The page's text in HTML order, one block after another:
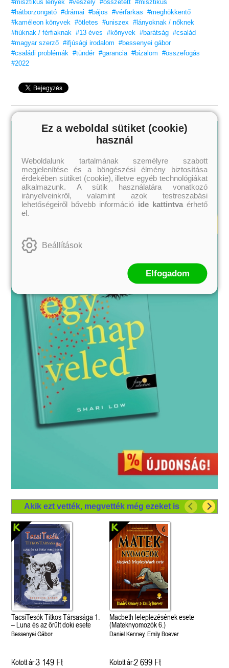
#misztikus lények #veszély #összetett #misztikus
#hátborzongató #drámai #bájos #vérfarkas
#meghökkentő
#kaméleon könyvek #ötletes #uniszex #lányoknak / nőknek
#fiúknak / férfiaknak #13 éves #könyvek #barátság #család
#magyar szerző #ifjúsági irodalom
#bessenyei gábor
#családi problémák #tündér #garancia #bizalom
#összefogás
#2022
Akik ezt vették, megvették még ezeket is
TacsiTesók Titkos Társasága 1.
– Luna és az őrült doki esete
Bessenyei Gábor
Kötött ár:3 149 Ft
Macbeth leleplezésének esete
(Mateknyomozók 6.)
Daniel Kenney, Emily Boever
Kötött ár:2 699 Ft
Ez a weboldal sütiket (cookie)
használ
Weboldalunk tartalmának személyre szabott
megjelenítése és a böngészési élmény biztosítása
érdekében sütiket (cookie), illetve egyéb technológiákat
alkalmazunk. A sütik használatára vonatkozó
irányelveinkről, valamint azok testreszabási
lehetőségeiről bővebb információ ide kattintvaérhető
el.
Beállítások
Elfogadom